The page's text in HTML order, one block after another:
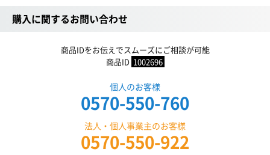
購入に関するお問い合わせ
商品IDをお伝えでスムーズにご相談が可能
商品ID 1002696
個人のお客様
0570-550-760
法人・個人事業主のお客様
0570-550-922